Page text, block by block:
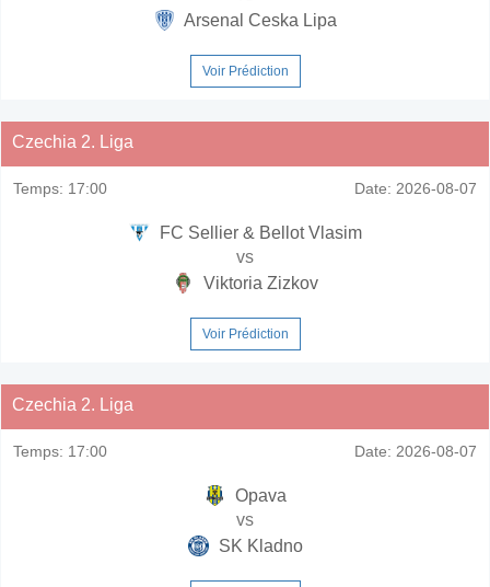
Arsenal Ceska Lipa
Voir Prédiction
Czechia 2. Liga
Temps: 17:00 Date: 2026-08-07
FC Sellier & Bellot Vlasim
vs
Viktoria Zizkov
Voir Prédiction
Czechia 2. Liga
Temps: 17:00 Date: 2026-08-07
Opava
vs
SK Kladno